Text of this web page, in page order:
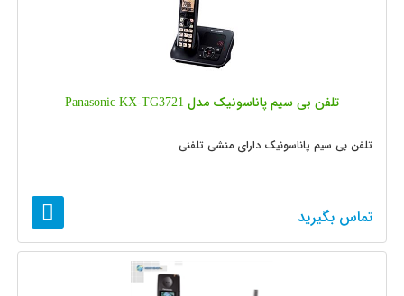
تلفن بی سیم پاناسونیک مدل Panasonic KX-TG3721
تلفن بی سیم پاناسونیک دارای منشی تلفنی
تماس بگیرید